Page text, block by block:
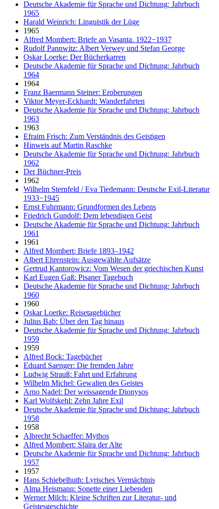
Deutsche Akademie für Sprache und Dichtung: Jahrbuch
1965
Harald Weinrich: Linguistik der Lüge
1965
Alfred Mombert: Briefe an Vasanta. 1922−1937
Rudolf Pannwitz: Albert Verwey und Stefan George
Oskar Loerke: Der Bücherkarren
Deutsche Akademie für Sprache und Dichtung: Jahrbuch
1964
1964
Franz Baermann Steiner: Eroberungen
Viktor Meyer-Eckhardt: Wanderfahrten
Deutsche Akademie für Sprache und Dichtung: Jahrbuch
1963
1963
Efraim Frisch: Zum Verständnis des Geistigen
Hinweis auf Martin Raschke
Deutsche Akademie für Sprache und Dichtung: Jahrbuch
1962
Der Büchner-Preis
1962
Wilhelm Sternfeld / Eva Tiedemann: Deutsche Exil-Literatur
1933−1945
Ernst Fuhrmann: Grundformen des Lebens
Friedrich Gundolf: Dem lebendigen Geist
Deutsche Akademie für Sprache und Dichtung: Jahrbuch
1961
1961
Alfred Mombert: Briefe 1893–1942
Albert Ehrenstein: Ausgewählte Aufsätze
Gertrud Kantorowicz: Vom Wesen der griechischen Kunst
Karl Eugen Gaß: Pisaner Tagebuch
Deutsche Akademie für Sprache und Dichtung: Jahrbuch
1960
1960
Oskar Loerke: Reisetagebücher
Julius Bab: Über den Tag hinaus
Deutsche Akademie für Sprache und Dichtung: Jahrbuch
1959
1959
Alfred Bock: Tagebücher
Eduard Saenger: Die fremden Jahre
Ludwig Strauß: Fahrt und Erfahrung
Wilhelm Michel: Gewalten des Geistes
Arno Nadel: Der weissagende Dionysos
Karl Wolfskehl: Zehn Jahre Exil
Deutsche Akademie für Sprache und Dichtung: Jahrbuch
1958
1958
Albrecht Schaeffer: Mythos
Alfred Mombert: Sfaira der Alte
Deutsche Akademie für Sprache und Dichtung: Jahrbuch
1957
1957
Hans Schiebelhuth: Lyrisches Vermächtnis
Alma Heismann: Sonette einer Liebenden
Werner Milch: Kleine Schriften zur Literatur- und
Geistesgeschichte